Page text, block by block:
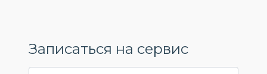
Записаться на сервис